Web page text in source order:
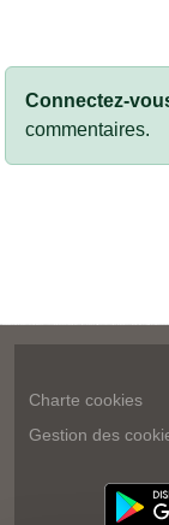
Connectez-
commentaires.
Charte cookies
Gestion des